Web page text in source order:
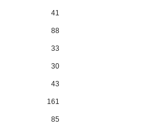
41
88
33
30
43
161
85